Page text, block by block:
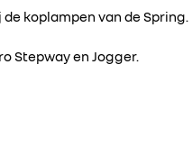
koplampen van de Spring.
Stepway en Jogger.